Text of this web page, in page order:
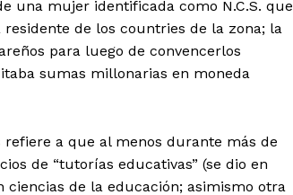
una mujer identificada como N.C.S. que
de los countries de la zona; la
para luego de convencerlos
sumas millonarias en moneda
a que al menos durante más de
de “tutorías educativas” (se dio en
ciencias de la educación; asimismo otra